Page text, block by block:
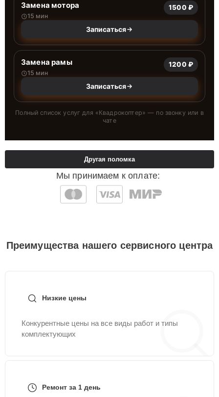
Замена мотора
15 мин
1500 ₽
Записаться
Замена рамы
15 мин
1200 ₽
Записаться
Полный список услуг для «Квадрокоптер» — по звонку или в
чате
Мы принимаем к оплате:
Другая поломка
Преимущества нашего сервисного центра
Низкие цены
Конкурентные цены на все виды работ и типы
комплектующих
Ремонт за 1 день